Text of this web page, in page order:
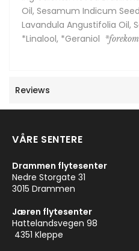
Oil, Sesamum Indicum
Lavandula Angustifolia Oil,
*Linalool, *Geraniol
Reviews
VÅRE SENTERE
Drammen flytesenter
Nedre Storgate 31
3015 Drammen
Jæren flytesenter
Hattelandsvegen 98
4351 Kleppe